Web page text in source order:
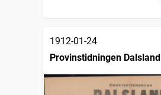
1912-01-24
Provinstidningen Dalsland